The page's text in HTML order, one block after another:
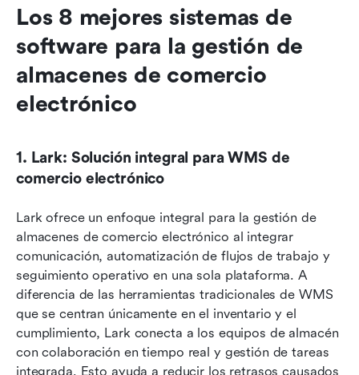
Los 8 mejores sistemas de
software para la gestión de
almacenes de comercio
electrónico
1. Lark: Solución integral para WMS de
comercio electrónico
Lark ofrece un enfoque integral para la gestión de
almacenes de comercio electrónico al integrar
comunicación, automatización de flujos de trabajo y
seguimiento operativo en una sola plataforma. A
diferencia de las herramientas tradicionales de WMS
que se centran únicamente en el inventario y el
cumplimiento, Lark conecta a los equipos de almacén
con colaboración en tiempo real y gestión de tareas
integrada. Esto ayuda a reducir los retrasos causados